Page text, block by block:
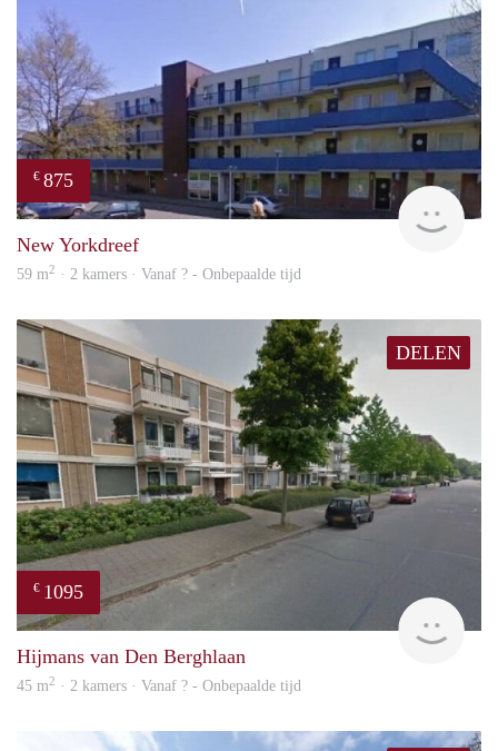
€ 875
New Yorkdreef
59 m2 · 2 kamers · Vanaf ? - Onbepaalde tijd
DELEN
€ 1095
Hijmans van Den Berghlaan
45 m2 · 2 kamers · Vanaf ? - Onbepaalde tijd